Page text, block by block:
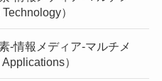
）
-情報メディア-マルチメ
）